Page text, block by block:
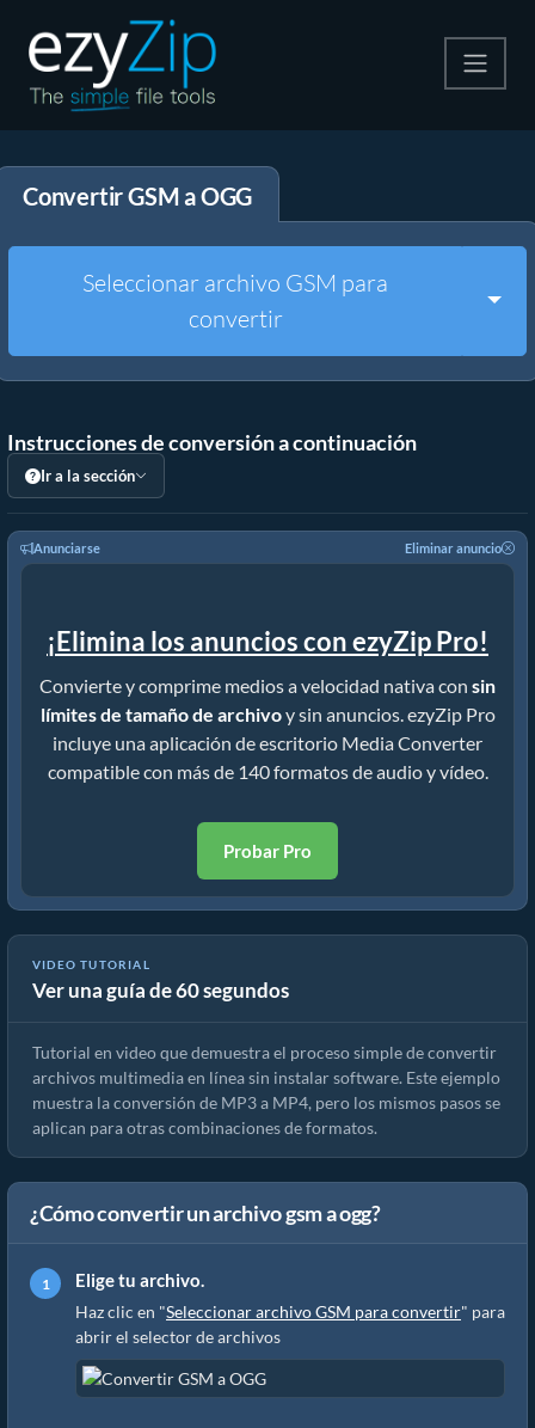
Descomprime
Convertir GSM a OGG
Seleccionar archivo GSM para
convertir
Instrucciones de conversión a continuación
Ir a la sección
Anunciarse Eliminar anuncio
¡Elimina los anuncios con ezyZip Pro!
Convierte y comprime medios a velocidad nativa con sin
límites de tamaño de archivoy sin anuncios. ezyZip Pro
incluye una aplicación de escritorio Media Converter
compatible con más de 140 formatos de audio y vídeo.
Probar Pro
VIDEO TUTORIAL
Ver una guía de 60 segundos
Cómo convertir archivos multimedia
Tutorial en video que demuestra el proceso simple de convertir
archivos multimedia en línea sin instalar software. Este ejemplo
muestra la conversión de MP3 a MP4, pero los mismos pasos se
aplican para otras combinaciones de formatos.
¿Cómo convertir un archivo gsm a ogg?
Elige tu archivo.
Haz clic en "Seleccionar archivo GSM para convertir" para
abrir el selector de archivos